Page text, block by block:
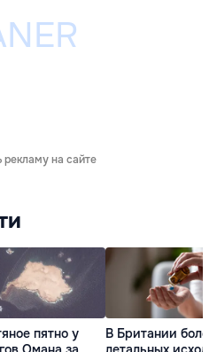
рекламу на сайте
пятно у
В Британии